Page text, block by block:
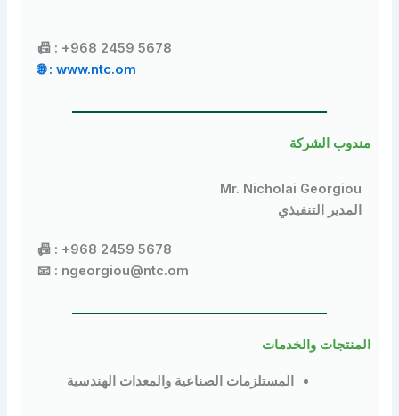
📠 : +968 2459 5678
🌐 : www.ntc.om
الشركة
Mr. Nicholai
التنفيذي
📠 : +968 2459 5678
📧 : ngeorgiou@ntc.om
والخدمات
المستلزمات الصناعية والمعدات الهندسية